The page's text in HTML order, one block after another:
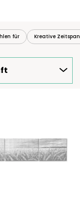
für Kreative